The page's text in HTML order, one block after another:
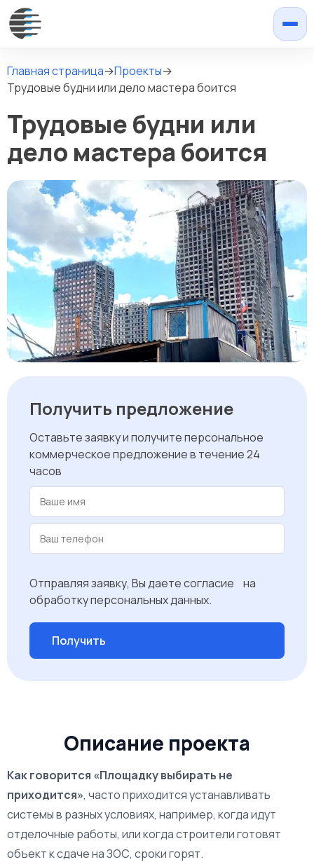
Главная страница→Проекты→
Трудовые будни или дело мастера боится
Трудовые будни или
дело мастера боится
Получить предложение
Оставьте заявку и получите персональное
коммерческое предложение в течение 24
часов
Отправляя заявку, Вы даете согласие на
обработку персональных данных.
Описание проекта
Как говорится «Площадку выбирать не
приходится», часто приходится устанавливать
системы в разных условиях, например, когда идут
отделочные работы, или когда строители готовят
объект к сдаче на ЗОС, сроки горят.